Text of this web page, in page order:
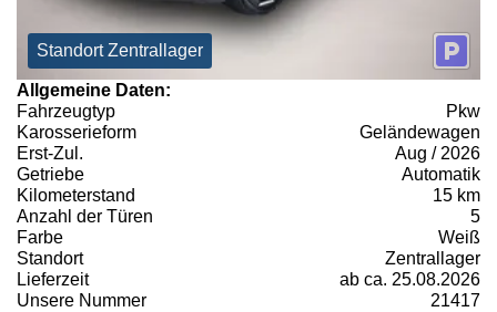
Standort Zentrallager
Allgemeine Daten:
Fahrzeugtyp
Pkw
Karosserieform
Geländewagen
Erst-Zul.
Aug / 2026
Getriebe
Automatik
Kilometerstand
15 km
Anzahl der Türen
5
Farbe
Weiß
Standort
Zentrallager
Lieferzeit
ab ca. 25.08.2026
Unsere Nummer
21417